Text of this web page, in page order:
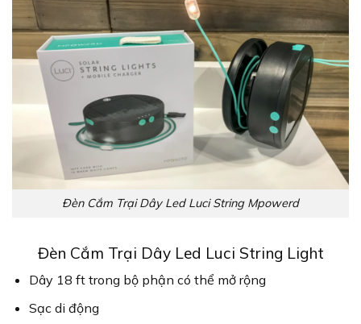
Đèn Cắm Trại Dây Led Luci String Mpowerd
Đèn Cắm Trại Dây Led Luci String Light
Dây 18 ft trong bộ phận có thể mở rộng
Sạc di động